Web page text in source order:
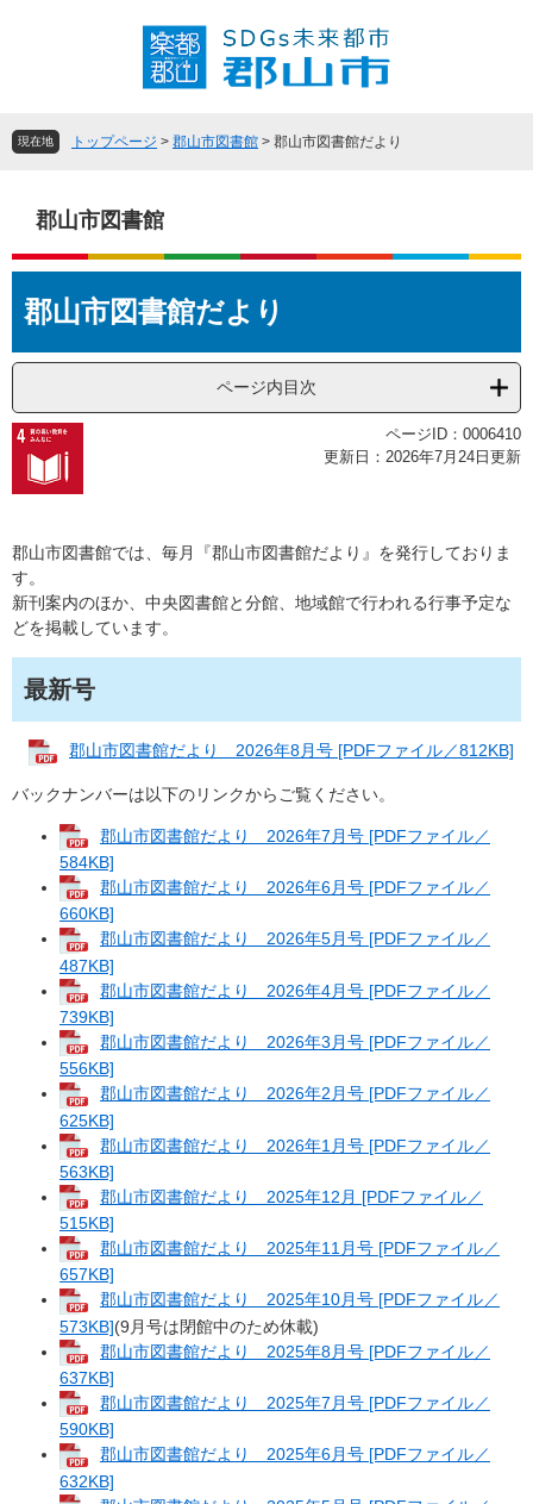
頭
飛
文
現在地 トップページ > 郡山市図書館 > 郡山市図書館だより
郡山市図書館
文郡山市図書館だより
ページ内目次
ページID：0006410
更新日：2026年7月24日更新
郡山市図書館では、毎月『郡山市図書館だより』を発行しておりま
す。
新刊案内のほか、中央図書館と分館、地域館で行われる行事予定な
どを掲載しています。
最新号
郡山市図書館だより 2026年8月号 [PDFファイル／812KB]
バックナンバーは以下のリンクからご覧ください。
郡山市図書館だより 2026年7月号 [PDFファイル／
584KB]
郡山市図書館だより 2026年6月号 [PDFファイル／
660KB]
郡山市図書館だより 2026年5月号 [PDFファイル／
487KB]
郡山市図書館だより 2026年4月号 [PDFファイル／
739KB]
郡山市図書館だより 2026年3月号 [PDFファイル／
556KB]
郡山市図書館だより 2026年2月号 [PDFファイル／
625KB]
郡山市図書館だより 2026年1月号 [PDFファイル／
563KB]
郡山市図書館だより 2025年12月 [PDFファイル／
515KB]
郡山市図書館だより 2025年11月号 [PDFファイル／
657KB]
郡山市図書館だより 2025年10月号 [PDFファイル／
573KB](9月号は閉館中のため休載)​
郡山市図書館だより 2025年8月号 [PDFファイル／
637KB]
郡山市図書館だより 2025年7月号 [PDFファイル／
590KB]
郡山市図書館だより 2025年6月号 [PDFファイル／
632KB]